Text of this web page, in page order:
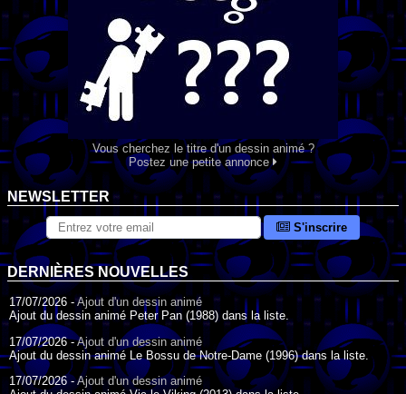
Vous cherchez le titre d'un dessin animé ?
Postez une petite annonce
NEWSLETTER
S'inscrire
DERNIÈRES NOUVELLES
17/07/2026 -Ajout d'un dessin animé
Ajout du dessin animé Peter Pan (1988) dans la liste.
17/07/2026 -Ajout d'un dessin animé
Ajout du dessin animé Le Bossu de Notre-Dame (1996) dans la liste.
17/07/2026 -Ajout d'un dessin animé